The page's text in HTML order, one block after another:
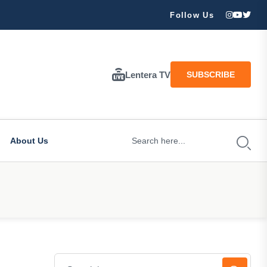
Follow Us
Lentera TV SUBSCRIBE
About Us